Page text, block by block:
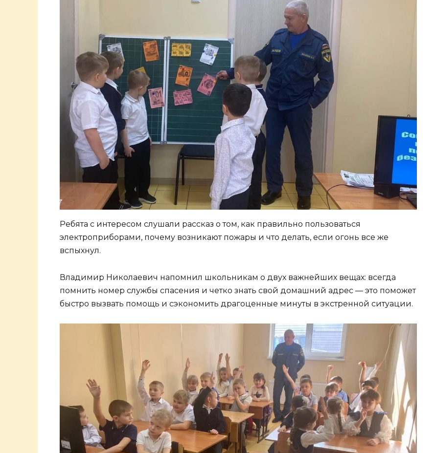
Ребята с интересом слушали рассказ о том, как правильно пользоваться
электроприборами, почему возникают пожары и что делать, если огонь все же
вспыхнул.
Владимир Николаевич напомнил школьникам о двух важнейших вещах: всегда
помнить номер службы спасения и четко знать свой домашний адрес — это поможет
быстро вызвать помощь и сэкономить драгоценные минуты в экстренной ситуации.